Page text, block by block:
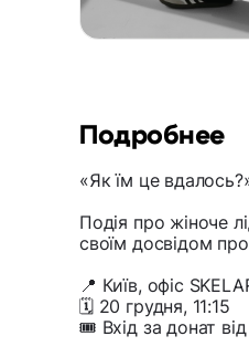
Подробнее
«Як їм це
Подія про жіноче
своїм досвідом
📍 Київ, офіс
🗓 20 грудня, 11:15
🎟 Вхід за донат